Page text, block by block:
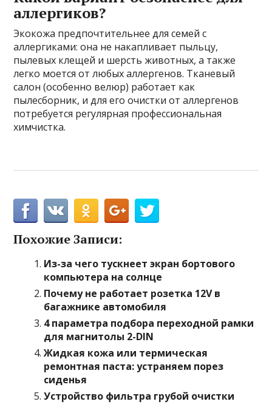
аллергиков?
Экокожа предпочтительнее для семей с
аллергиками: она не накапливает пыльцу,
пылевых клещей и шерсть животных, а также
легко моется от любых аллергенов. Тканевый
салон (особенно велюр) работает как
пылесборник, и для его очистки от аллергенов
потребуется регулярная профессиональная
химчистка.
Похожие Записи:
Из-за чего тускнеет экран бортового
компьютера на солнце
Почему не работает розетка 12V в
багажнике автомобиля
4 параметра подбора переходной рамки
для магнитолы 2-DIN
Жидкая кожа или термическая
ремонтная паста: устраняем порез
сиденья
Устройство фильтра грубой очистки